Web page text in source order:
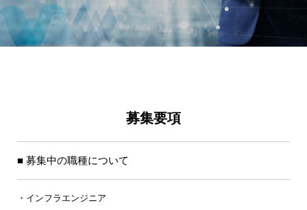
募集要項
■ 募集中の職種について
・インフラエンジニア